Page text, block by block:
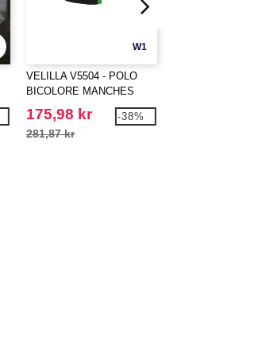
W1
VELILLA V5504 - POLO
BICOLORE MANCHES
175,98 kr
281,87 kr
-38%